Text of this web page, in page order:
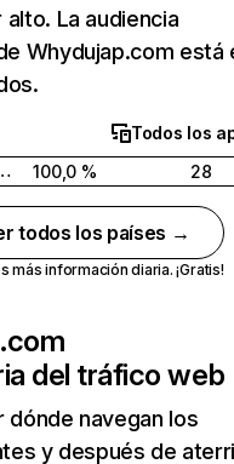
La audiencia
Whydujap.com está
Todos los
Unidos
100,0 % 28
todos los países →
más información diaria. ¡Gratis!
del tráfico web
dónde navegan los
y después de